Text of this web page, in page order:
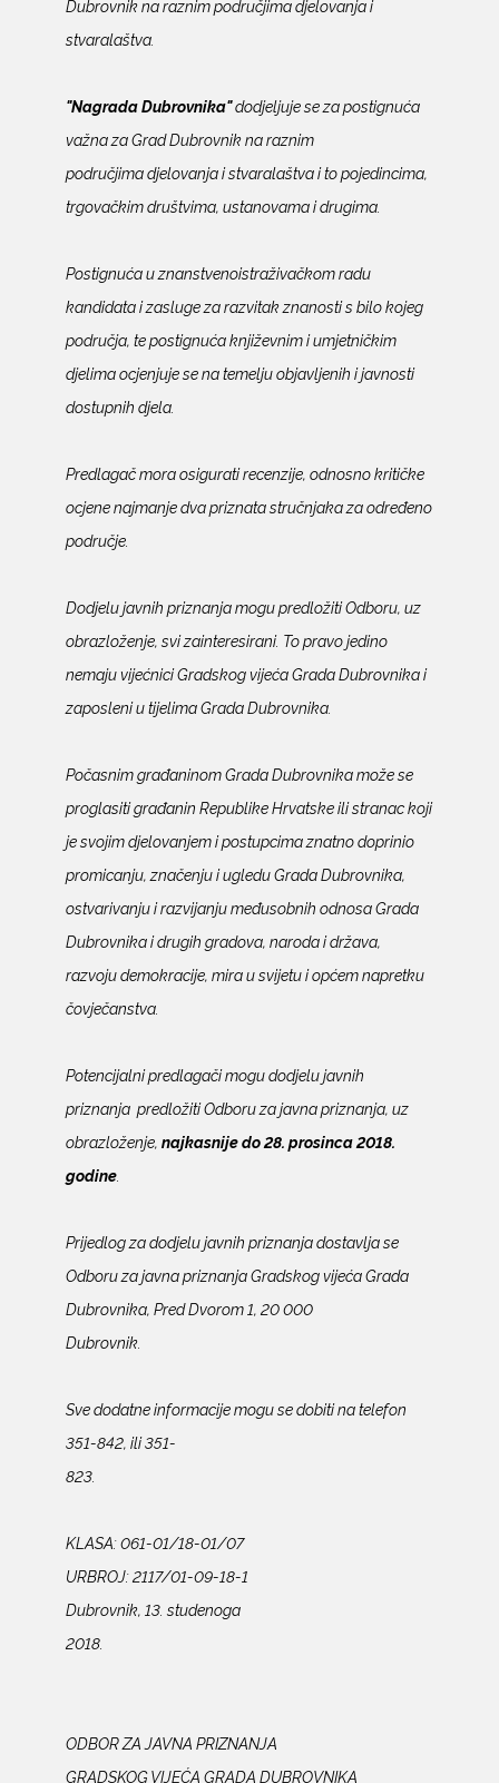
Dubrovnik na raznim područjima djelovanja i
stvaralaštva.
"Nagrada Dubrovnika"dodjeljuje se za postignuća
važna za Grad Dubrovnik na raznim
područjima djelovanja i stvaralaštva i to pojedincima,
trgovačkim društvima, ustanovama i drugima.
Postignuća u znanstvenoistraživačkom radu
kandidata i zasluge za razvitak znanosti s bilo kojeg
područja, te postignuća književnim i umjetničkim
djelima ocjenjuje se na temelju objavljenih i javnosti
dostupnih djela.
Predlagač mora osigurati recenzije, odnosno kritičke
ocjene najmanje dva priznata stručnjaka za određeno
područje.
Dodjelu javnih priznanja mogu predložiti Odboru, uz
obrazloženje, svi zainteresirani. To pravo jedino
nemaju vijećnici Gradskog vijeća Grada Dubrovnika i
zaposleni u tijelima Grada Dubrovnika.
Počasnim građaninom Grada Dubrovnika može se
proglasiti građanin Republike Hrvatske ili stranac koji
je svojim djelovanjem i postupcima znatno doprinio
promicanju, značenju i ugledu Grada Dubrovnika,
ostvarivanju i razvijanju međusobnih odnosa Grada
Dubrovnika i drugih gradova, naroda i država,
razvoju demokracije, mira u svijetu i općem napretku
čovječanstva.
Potencijalni predlagači mogu dodjelu javnih
priznanja predložiti Odboru za javna priznanja, uz
obrazloženje, najkasnije do 28. prosinca 2018.
godine.
Prijedlog za dodjelu javnih priznanja dostavlja se
Odboru za javna priznanja Gradskog vijeća Grada
Dubrovnika, Pred Dvorom 1, 20 000
Dubrovnik.
Sve dodatne informacije mogu se dobiti na telefon
351-842, ili 351-
823.
KLASA: 061-01/18-01/07
URBROJ: 2117/01-09-18-1
Dubrovnik, 13. studenoga
2018.
ODBOR ZA JAVNA PRIZNANJA
GRADSKOG VIJEĆA GRADA DUBROVNIKA